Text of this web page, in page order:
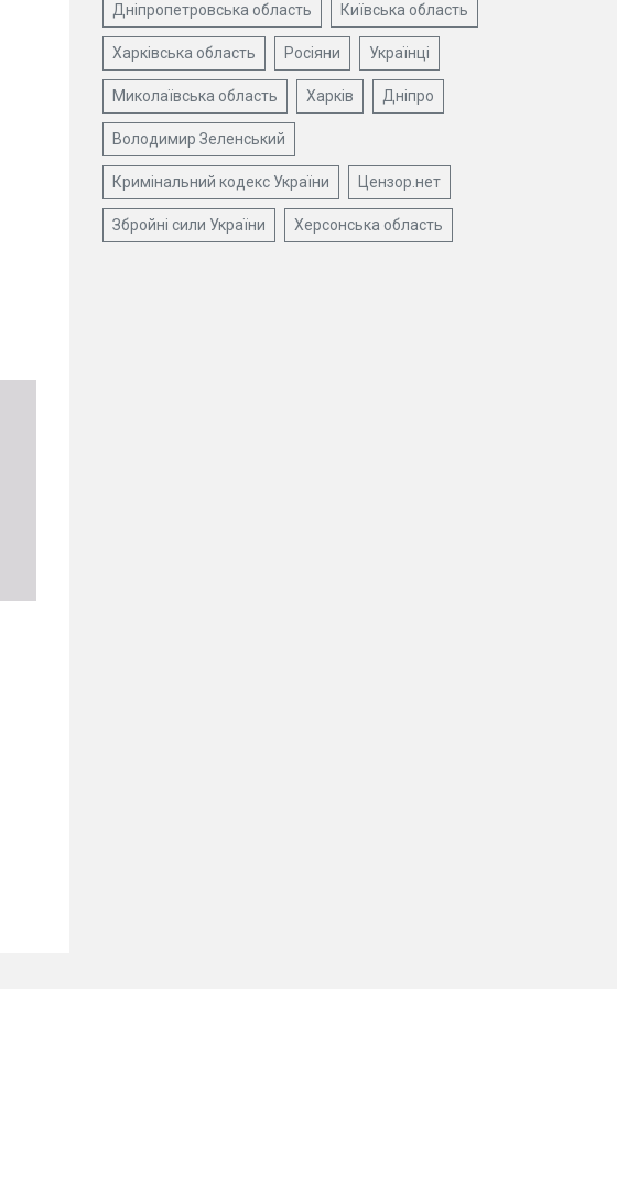
Дніпропетровська область Київська область
Харківська область Росіяни Українці
Миколаївська область Харків Дніпро
Володимир Зеленський
Кримінальний кодекс України Цензор.нет
Збройні сили України Херсонська область